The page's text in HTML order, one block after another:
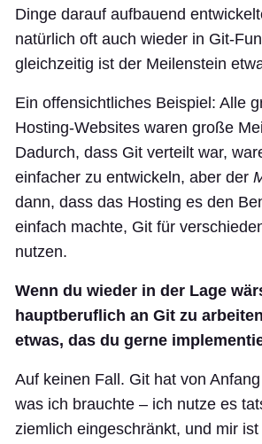
Dinge darauf aufbauend
natürlich oft auch wieder in Git-
gleichzeitig ist der Meilenstein
Ein offensichtliches Beispiel: Alle
Hosting-Websites waren große
Dadurch, dass Git verteilt war,
einfacher zu entwickeln, aber der
dann, dass das Hosting es den
einfach machte, Git für
nutzen.
Wenn du wieder in der Lage
hauptberuflich an Git zu
etwas, das du gerne
Auf keinen Fall. Git hat von
was ich brauchte – ich nutze es
ziemlich eingeschränkt, und mir